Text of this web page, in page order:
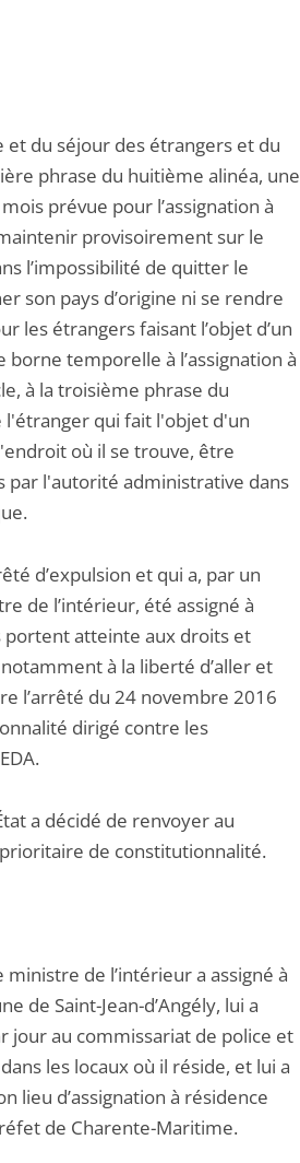
et du séjour des étrangers et du
phrase du huitième alinéa, une
prévue pour l’assignation à
provisoirement sur le
l’impossibilité de quitter le
son pays d’origine ni se rendre
les étrangers faisant l’objet d’un
borne temporelle à l’assignation à
à la troisième phrase du
l'étranger qui fait l'objet d'un
où il se trouve, être
par l'autorité administrative dans
d’expulsion et qui a, par un
de l’intérieur, été assigné à
portent atteinte aux droits et
à la liberté d’aller et
l’arrêté du 24 novembre 2016
dirigé contre les
a décidé de renvoyer au
de constitutionnalité.
de l’intérieur a assigné à
de Saint-Jean-d’Angély, lui a
jour au commissariat de police et
les locaux où il réside, et lui a
lieu d’assignation à résidence
de Charente-Maritime.